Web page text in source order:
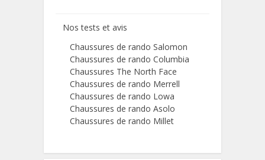
Nos tests et avis
Chaussures de rando Salomon
Chaussures de rando Columbia
Chaussures The North Face
Chaussures de rando Merrell
Chaussures de rando Lowa
Chaussures de rando Asolo
Chaussures de rando Millet